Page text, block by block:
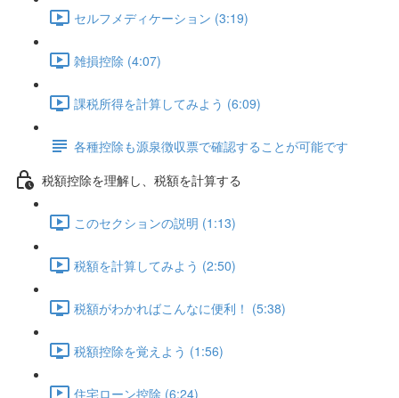
セルフメディケーション (3:19)
雑損控除 (4:07)
課税所得を計算してみよう (6:09)
各種控除も源泉徴収票で確認することが可能です
税額控除を理解し、税額を計算する
このセクションの説明 (1:13)
税額を計算してみよう (2:50)
税額がわかればこんなに便利！ (5:38)
税額控除を覚えよう (1:56)
住宅ローン控除 (6:24)